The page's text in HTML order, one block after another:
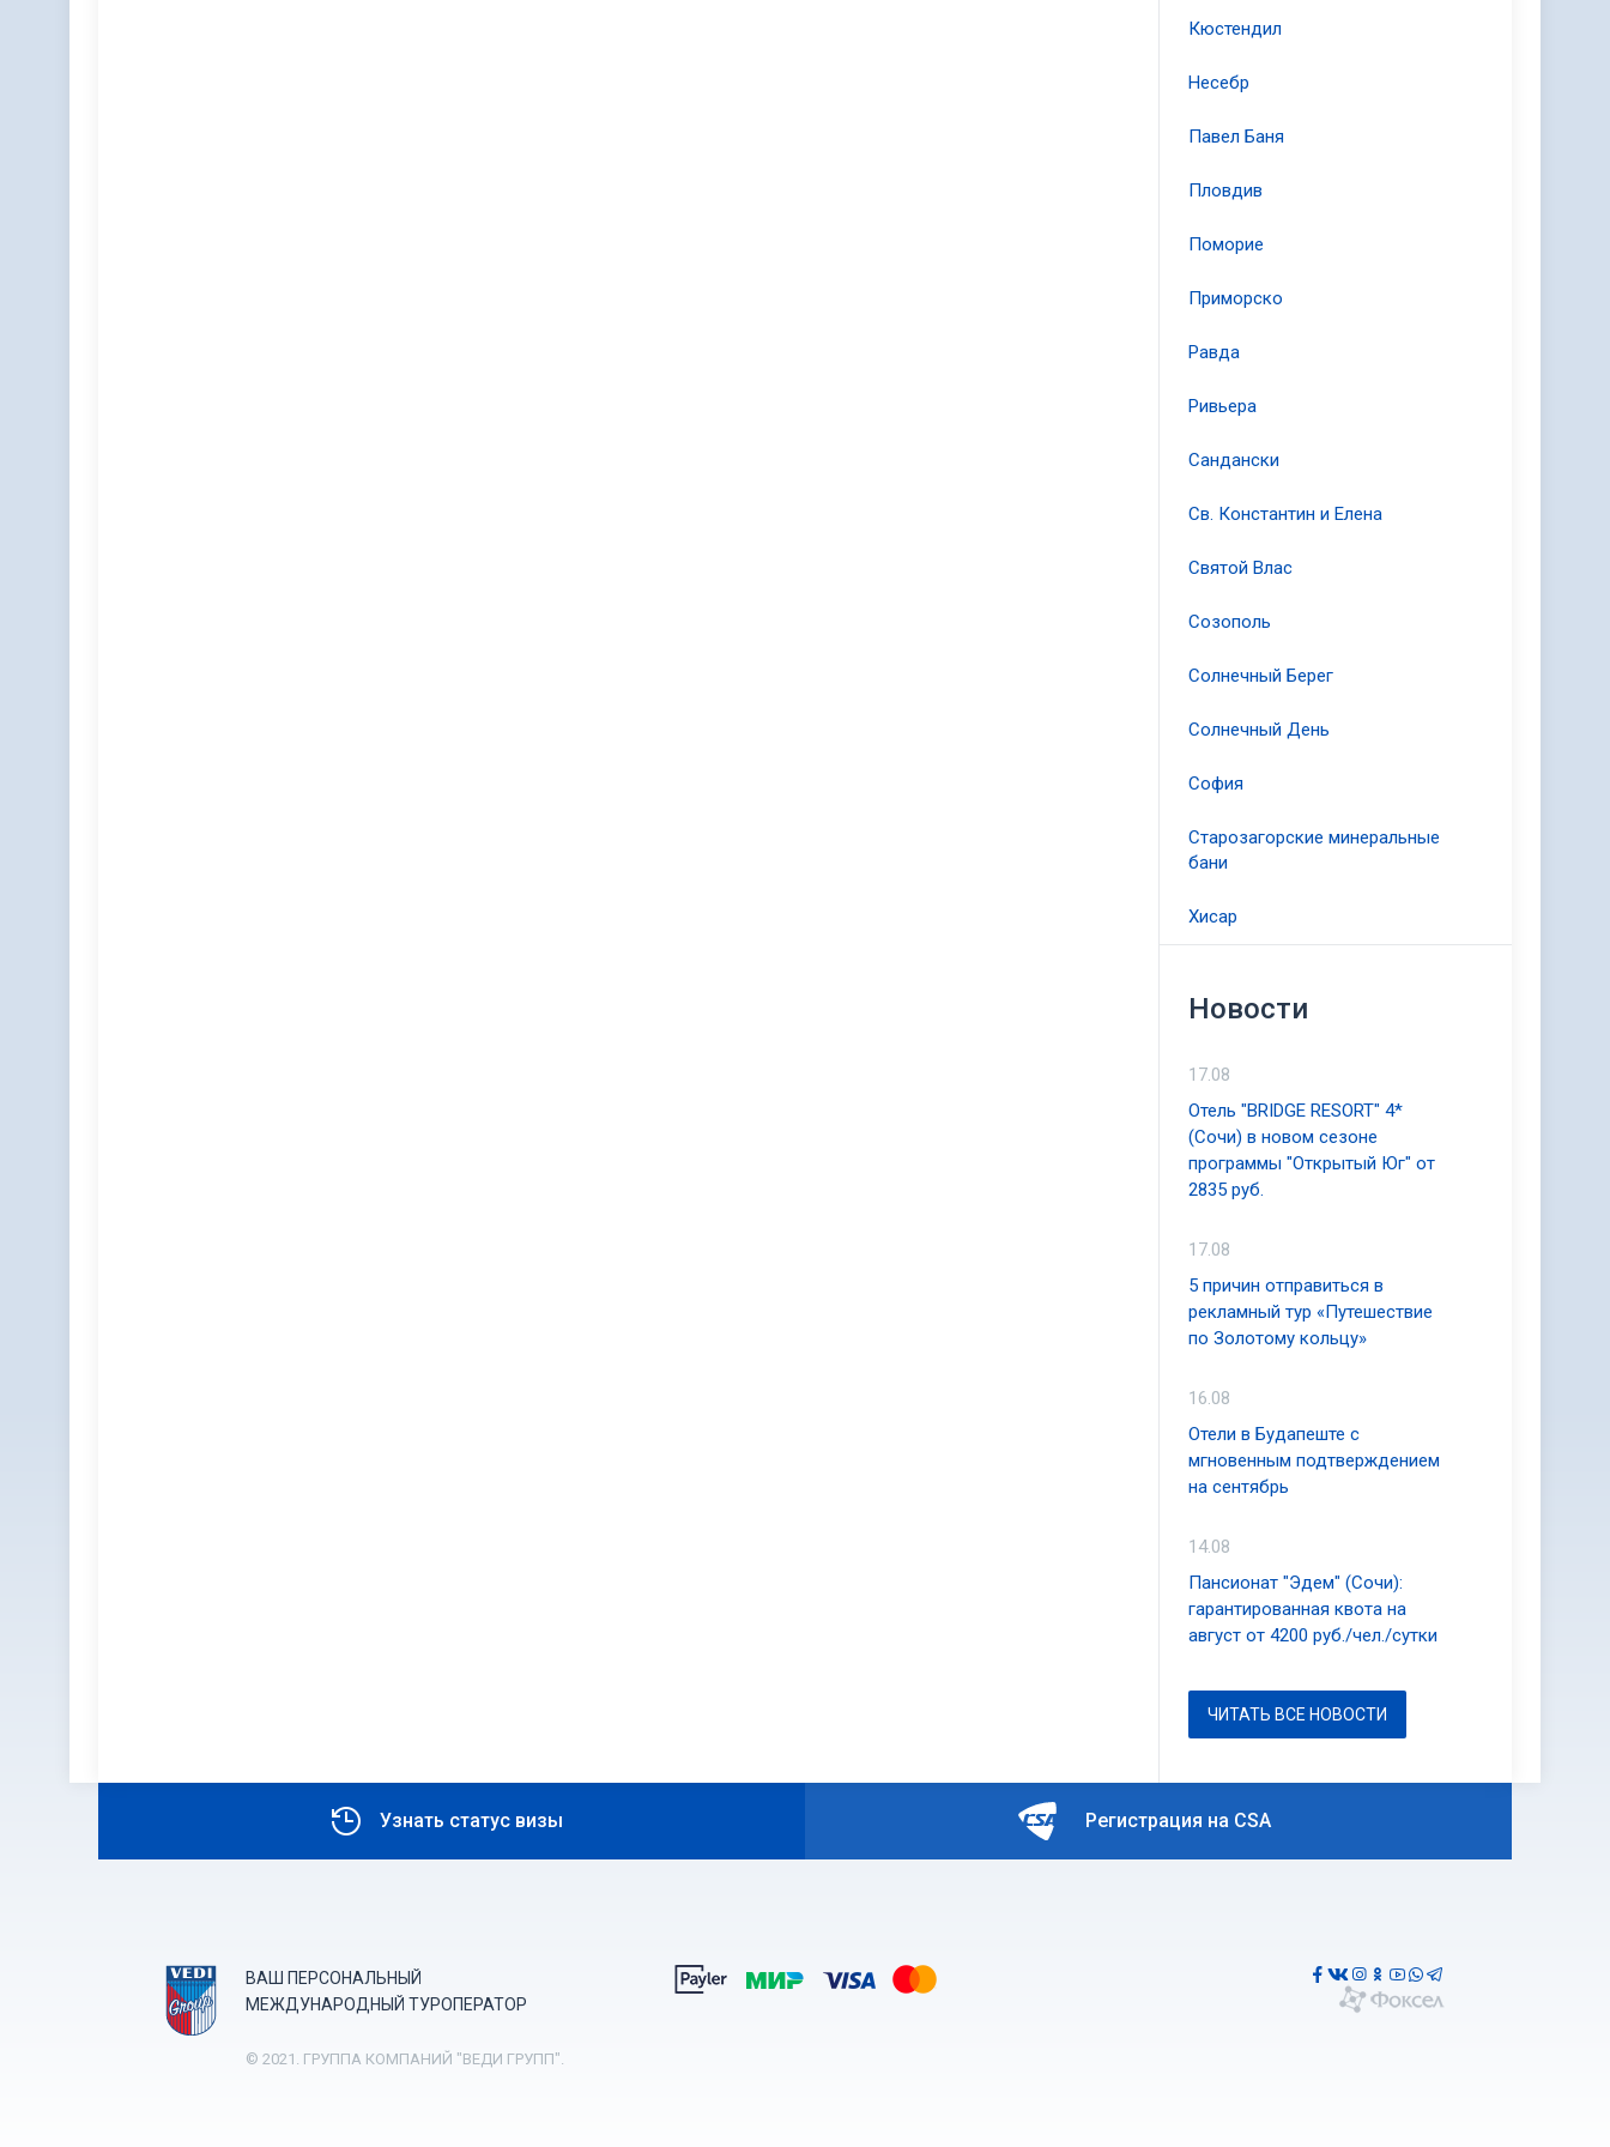
Кюстендил
Несебр
Павел Баня
Пловдив
Поморие
Приморско
Равда
Ривьера
Сандански
Св. Константин и Елена
Святой Влас
Созополь
Солнечный Берег
Солнечный День
София
Старозагорские минеральные
бани
Хисар
Новости
17.08
Отель "BRIDGE RESORT" 4*
(Сочи) в новом сезоне
программы "Открытый Юг" от
2835 руб.
17.08
5 причин отправиться в
рекламный тур «Путешествие
по Золотому кольцу»
16.08
Отели в Будапеште с
мгновенным подтверждением
на сентябрь
14.08
Пансионат "Эдем" (Сочи):
гарантированная квота на
август от 4200 руб./чел./сутки
ЧИТАТЬ ВСЕ НОВОСТИ
Узнать статус визы Регистрация на CSA
ВАШ ПЕРСОНАЛЬНЫЙ
МЕЖДУНАРОДНЫЙ ТУРОПЕРАТОР
© 2021. ГРУППА КОМПАНИЙ "ВЕДИ ГРУПП".